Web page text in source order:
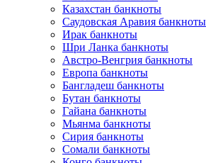
Казахстан банкноты
Саудовская Аравия банкноты
Ирак банкноты
Шри Ланка банкноты
Австро-Венгрия банкноты
Европа банкноты
Бангладеш банкноты
Бутан банкноты
Гайана банкноты
Мьянма банкноты
Сирия банкноты
Сомали банкноты